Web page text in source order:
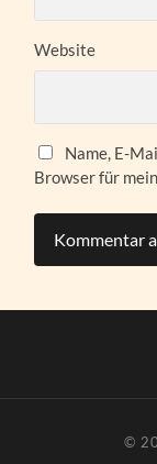
Website
Name, E-
Browser für
©